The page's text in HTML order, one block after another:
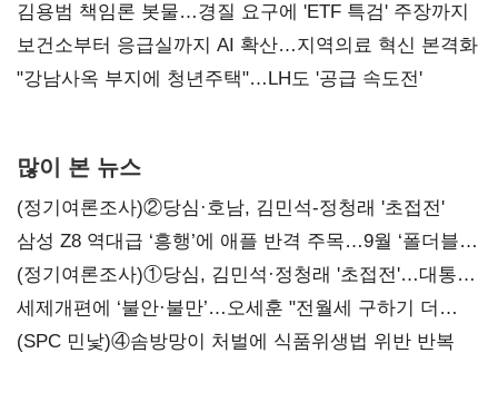
김용범 책임론 봇물…경질 요구에 'ETF 특검' 주장까지
보건소부터 응급실까지 AI 확산…지역의료 혁신 본격화
"강남사옥 부지에 청년주택"…LH도 '공급 속도전'
많이 본 뉴스
(정기여론조사)②당심·호남, 김민석-정청래 '초접전'
삼성 Z8 역대급 ‘흥행’에 애플 반격 주목…9월 ‘폴더블
대전’
(정기여론조사)①당심, 김민석·정청래 '초접전'…대통령
지지도 '50% 아래로'(종합)
세제개편에 ‘불안·불만’…오세훈 "전월세 구하기 더
힘들어질 것"
(SPC 민낯)④솜방망이 처벌에 식품위생법 위반 반복